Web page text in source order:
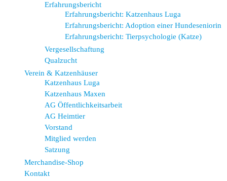
Erfahrungsbericht
Erfahrungsbericht: Katzenhaus Luga
Erfahrungsbericht: Adoption einer Hundeseniorin
Erfahrungsbericht: Tierpsychologie (Katze)
Vergesellschaftung
Qualzucht
Verein & Katzenhäuser
Katzenhaus Luga
Katzenhaus Maxen
AG Öffentlichkeitsarbeit
AG Heimtier
Vorstand
Mitglied werden
Satzung
Merchandise-Shop
Kontakt